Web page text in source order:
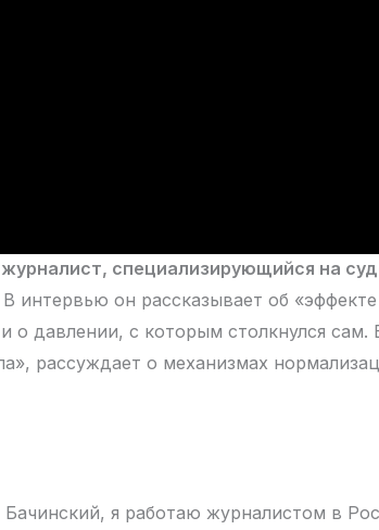
специализирующийся на
В интервью он рассказывает об
о давлении, с которым столкнулся сам.
рассуждает о механизмах
я работаю журналистом в